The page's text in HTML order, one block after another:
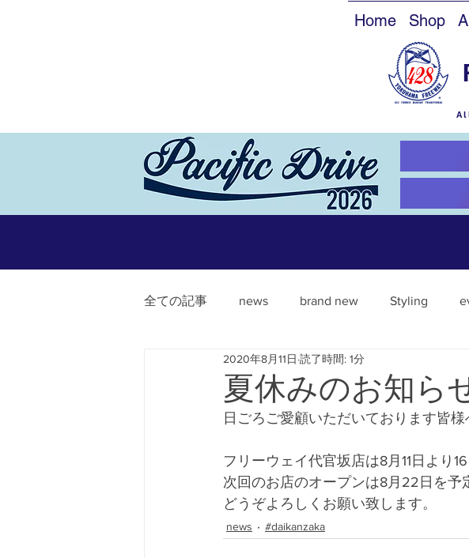
Home Shop
全ての記事 news brand new Styling
#freeway428 #yokohamafreeway #横浜フリー
夏休みのお知ら
2020年8月11日 読了時間: 1分
日ごろご愛顧いただいております皆様
フリーウェイ代官坂店は8月11日より
次回のお店のオープンは8月22日を予
どうぞよろしくお願い致します。
news #daikanzaka